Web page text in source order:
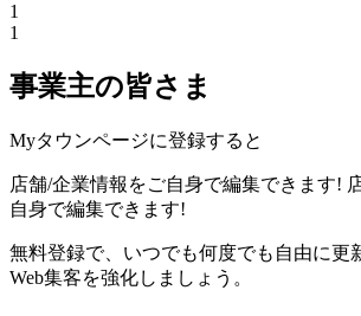
1
1
事業主の皆さま
Myタウンページに登録すると
店舗/企業情報をご自身で編集できます!
自身で編集できます!
無料登録で、いつでも何度でも自由に更
Web集客を強化しましょう。